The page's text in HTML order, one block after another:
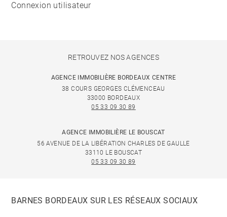
Connexion utilisateur
RETROUVEZ NOS AGENCES
AGENCE IMMOBILIÈRE BORDEAUX CENTRE
38 COURS GEORGES CLÉMENCEAU
33000 BORDEAUX
05 33 09 30 89
AGENCE IMMOBILIÈRE LE BOUSCAT
56 AVENUE DE LA LIBÉRATION CHARLES DE GAULLE
33110 LE BOUSCAT
05 33 09 30 89
BARNES BORDEAUX SUR LES RÉSEAUX SOCIAUX